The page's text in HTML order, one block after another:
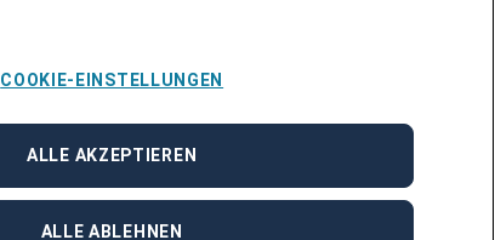
COOKIE-EINSTELLUNGEN
ALLE ABLEHNEN
ALLE AKZEPTIEREN